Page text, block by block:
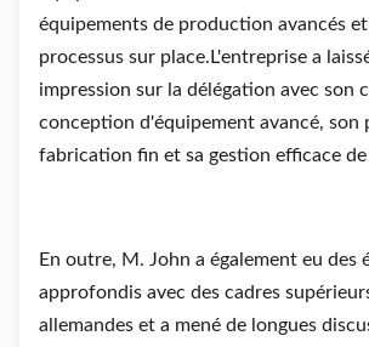
équipements de production avancés
processus sur place.L'entreprise a
impression sur la délégation avec son
conception d'équipement avancé, son
fabrication fin et sa gestion efficace
En outre, M. John a également eu des
approfondis avec des cadres
allemandes et a mené de longues